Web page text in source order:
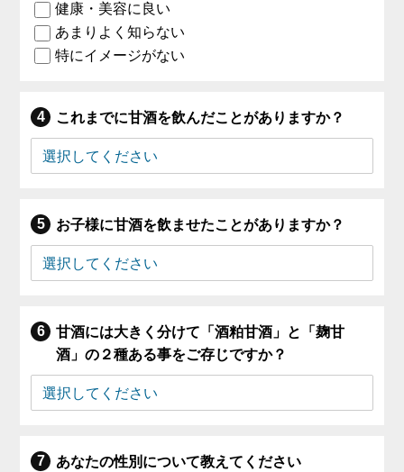
健康・美容に良い
あまりよく知らない
特にイメージがない
これまでに甘酒を飲んだことがありますか？
お子様に甘酒を飲ませたことがありますか？
甘酒には大きく分けて「酒粕甘酒」と「麹甘
酒」の２種ある事をご存じですか？
あなたの性別について教えてください